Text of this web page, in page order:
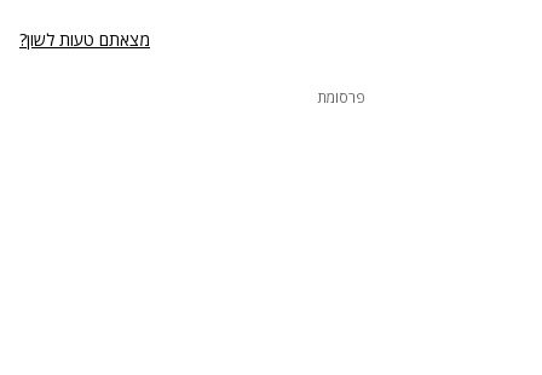
מצאתם טעות לשון?
פרסומת